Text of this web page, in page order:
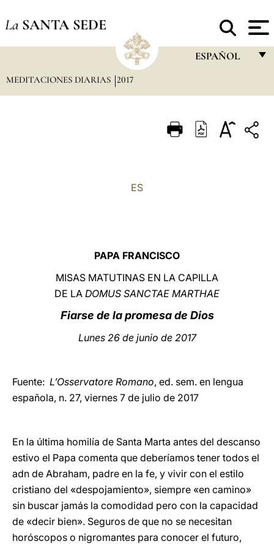
La SANTA SEDE
ESPAÑOL
ITALIANO
中文
LATINE
MEDITACIONES DIARIAS 2017
ES
PAPA FRANCISCO
MISAS MATUTINAS EN LA CAPILLA
DE LA DOMUS SANCTAE MARTHAE
Fiarse de la promesa de Dios
Lunes 26 de junio de 2017
Fuente: L’Osservatore Romano, ed. sem. en lengua
española, n. 27, viernes 7 de julio de 2017
En la última homilía de Santa Marta antes del descanso
estivo el Papa comenta que deberíamos tener todos el
adn de Abraham, padre en la fe, y vivir con el estilo
cristiano del «despojamiento», siempre «en camino»
sin buscar jamás la comodidad pero con la capacidad
de «decir bien». Seguros de que no se necesitan
horóscopos o nigromantes para conocer el futuro,